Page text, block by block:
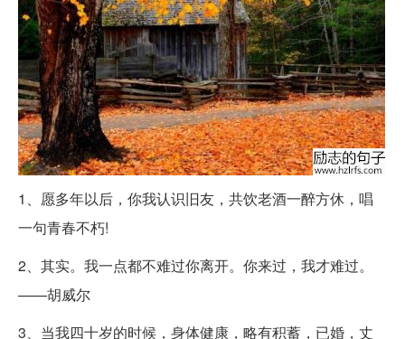
1、愿多年以后，你我认识旧友，共饮老酒一醉方休，唱
一句青春不朽!
2、其实。我一点都不难过你离开。你来过，我才难过。
——胡威尔
3、当我四十岁的时候，身体健康，略有积蓄，已婚，丈